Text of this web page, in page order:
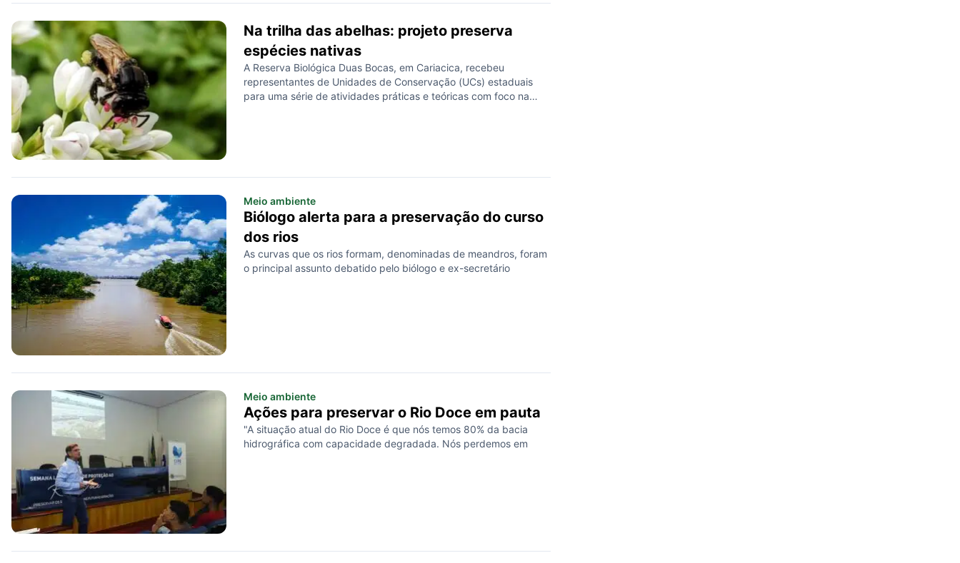
Na trilha das abelhas: projeto preserva
espécies nativas
A Reserva Biológica Duas Bocas, em Cariacica, recebeu
representantes de Unidades de Conservação (UCs) estaduais
para uma série de atividades práticas e teóricas com foco na
Meio ambiente
Biólogo alerta para a preservação do curso
dos rios
As curvas que os rios formam, denominadas de meandros, foram
o principal assunto debatido pelo biólogo e ex-secretário
Meio ambiente
Ações para preservar o Rio Doce em pauta
"A situação atual do Rio Doce é que nós temos 80% da bacia
hidrográfica com capacidade degradada. Nós perdemos em